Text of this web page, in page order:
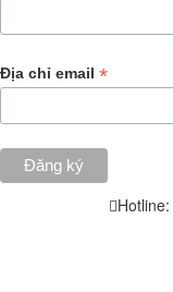
Địa chỉ email *
Hotline: